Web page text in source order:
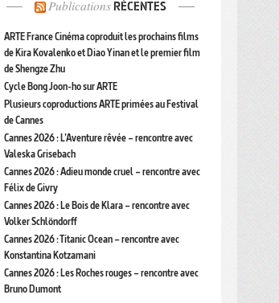
Publications RÉCENTES
ARTE France Cinéma coproduit les prochains films
de Kira Kovalenko et Diao Yinan et le premier film
de Shengze Zhu
Cycle Bong Joon-ho sur ARTE
Plusieurs coproductions ARTE primées au Festival
de Cannes
Cannes 2026 : L’Aventure rêvée – rencontre avec
Valeska Grisebach
Cannes 2026 : Adieu monde cruel – rencontre avec
Félix de Givry
Cannes 2026 : Le Bois de Klara – rencontre avec
Volker Schlöndorff
Cannes 2026 : Titanic Ocean – rencontre avec
Konstantina Kotzamani
Cannes 2026 : Les Roches rouges – rencontre avec
Bruno Dumont